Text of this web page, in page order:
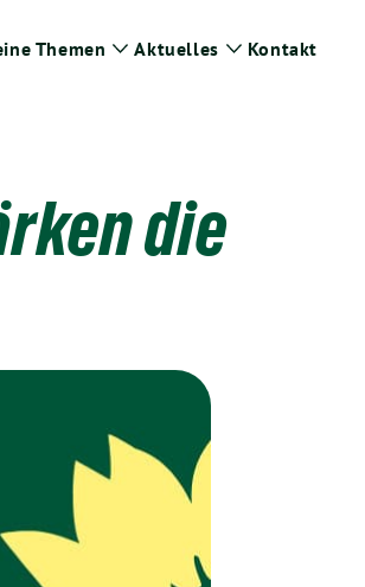
Themen
Zeige
Aktuelles Zeige
Kontakt
die